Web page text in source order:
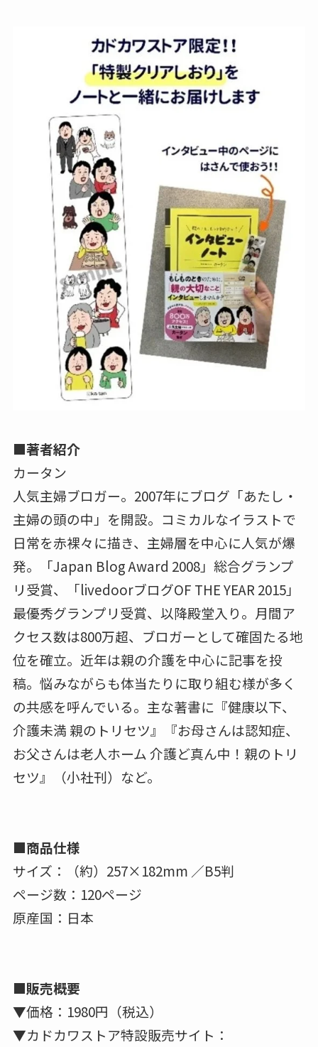
■著者紹介
カータン
人気主婦ブロガー。2007年にブログ「あたし・
主婦の頭の中」を開設。コミカルなイラストで
日常を赤裸々に描き、主婦層を中心に人気が爆
発。「Japan Blog Award 2008」総合グランプ
リ受賞、「livedoorブログOF THE YEAR 2015」
最優秀グランプリ受賞、以降殿堂入り。月間ア
クセス数は800万超、ブロガーとして確固たる地
位を確立。近年は親の介護を中心に記事を投
稿。悩みながらも体当たりに取り組む様が多く
の共感を呼んでいる。主な著書に『健康以下、
介護未満 親のトリセツ』『お母さんは認知症、
お父さんは老人ホーム 介護ど真ん中！親のトリ
セツ』（小社刊）など。
■商品仕様
サイズ：（約）257×182mm ／B5判
ページ数：120ページ
原産国：日本
■販売概要
▼価格：1980円（税込）
▼カドカワストア特設販売サイト：